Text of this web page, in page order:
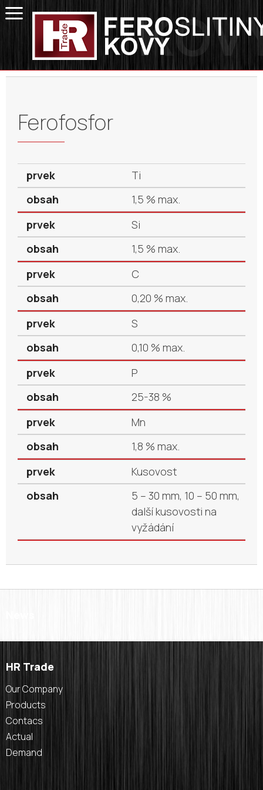
Ferofosfor
Ti
1,5 % max.
Si
1,5 % max.
C
0,20 % max.
S
0,10 % max.
P
25-38 %
Mn
1,8 % max.
Kusovost
5 – 30 mm, 10 – 50 mm,
další kusovosti na
vyžádání
HR Trade
Our Company
Products
Contacs
Actual
Demand